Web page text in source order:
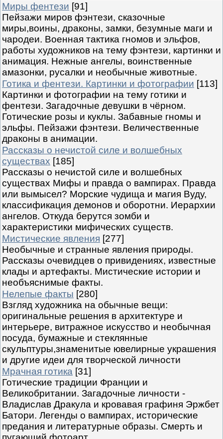
Миры фентези [91]
Пейзажи миров фэнтези, сказочные
миры,воины, драконы, замки, безумные маги и
чародеи. Военная тактика гномов и эльфов,
работы художников на тему фэнтези, картинки и
анимация. Нежные ангелы, воинственные
амазонки, русалки и необычные животные.
Готика и фентези. Картинки и фотографии [113]
Картинки и фотографии на тему готики и
фентези. Загадочные девушки в чёрном.
Готические розы и куклы. Забавные гномы и
эльфы. Пейзажи фэнтези. Величественные
драконы в анимации.
Рассказы о нечистой силе и волшебных
существах [185]
Рассказы о нечистой силе и волшебных
существах Мифы и правда о вампирах. Правда
или вымысел? Морские чудища и магия Вуду,
классификация демонов и оборотни. Иерархии
ангелов. Откуда берутся зомби и
характеристики мифических существ.
Мистические явления [277]
Необычные и странные явления природы.
Рассказы очевидцев о привидениях, известные
клады и артефакты. Мистические истории и
необъяснимые факты.
Нелепые факты [280]
Взгляд художника на обычные вещи:
оригинальные решения в архитектуре и
интерьере, витражное искусство и необычная
посуда, бумажные и стеклянные
скульптуры,знаменитые ювелирные украшения
и другие идеи для творческой личности
Мрачная готика [31]
Готические традиции Франции и
Великобритании. Загадочные личности -
Владислав Дракула и кровавая графиня Эржбет
Батори. Легенды о вампирах, исторические
предания и литературные образы. Смерть и